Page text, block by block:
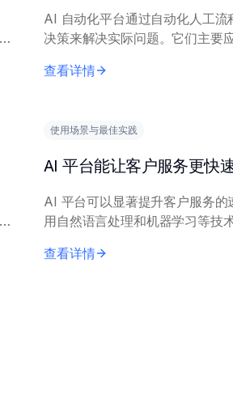
AI 自动化平台通过自动化人工
决策来解决实际问题。它们主要
等重复性规则型任务，能快速从文
查看详情
使用场景与最佳实践
AI 平台能让客户服务更快
AI 平台可以显著提升客户服务
用自然语言处理和机器学习等技
题智能路由至专业客服，以及实时
查看详情